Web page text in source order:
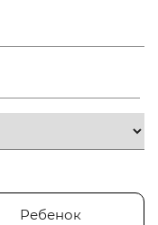
Ребенок